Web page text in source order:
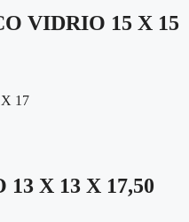
VIDRIO 15 X 15
X 13 X 17,50